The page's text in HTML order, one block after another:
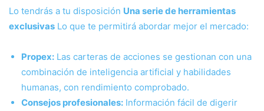
Lo tendrás a tu disposición Una serie de herramientas
exclusivas Lo que te permitirá abordar mejor el mercado:
Propex: Las carteras de acciones se gestionan con una
combinación de inteligencia artificial y habilidades
humanas, con rendimiento comprobado.
Consejos profesionales: Información fácil de digerir